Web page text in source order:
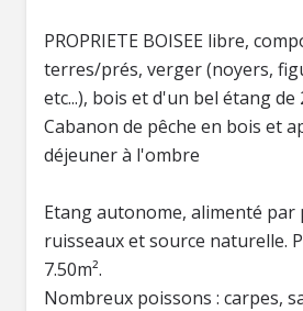
PROPRIETE BOISEE libre,
terres/prés, verger (noyers,
etc...), bois et d'un bel étang de
Cabanon de pêche en bois et
déjeuner à l'ombre
Etang autonome, alimenté par
ruisseaux et source naturelle.
7.50m².
Nombreux poissons : carpes,